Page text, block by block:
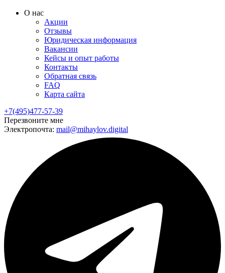
О нас
Акции
Отзывы
Юридическая информация
Вакансии
Кейсы и опыт работы
Контакты
Обратная связь
FAQ
Карта сайта
+7(495)477-57-39
Перезвоните мне
Электропочта: mail@mihaylov.digital